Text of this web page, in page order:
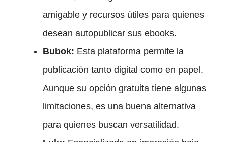
amigable y recursos útiles para quienes
desean autopublicar sus ebooks.
Bubok: Esta plataforma permite la
publicación tanto digital como en papel.
Aunque su opción gratuita tiene algunas
limitaciones, es una buena alternativa
para quienes buscan versatilidad.